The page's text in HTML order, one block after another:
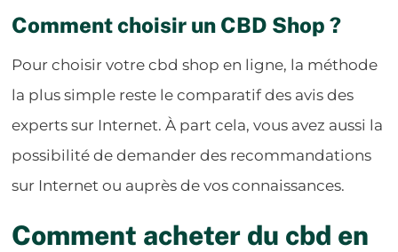
Comment choisir un CBD Shop ?
Pour choisir votre cbd shop en ligne, la méthode
la plus simple reste le comparatif des avis des
experts sur Internet. À part cela, vous avez aussi la
possibilité de demander des recommandations
sur Internet ou auprès de vos connaissances.
Comment acheter du cbd en